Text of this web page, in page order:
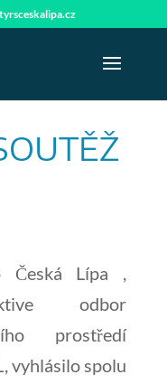
Česká Lípa ,
odbor
prostředí
vyhlásilo spolu